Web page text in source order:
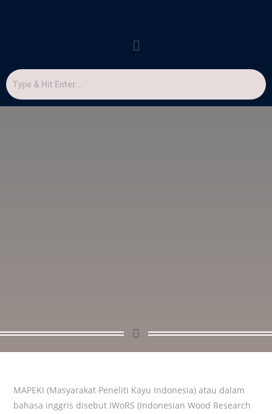
MAPEKI (Masyarakat Peneliti Kayu Indonesia) atau dalam
bahasa inggris disebut IWoRS (Indonesian Wood Research